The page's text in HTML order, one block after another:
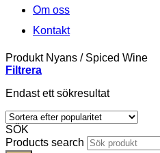
Om oss
Kontakt
Produkt Nyans /Spiced Wine
Filtrera
Endast ett sökresultat
SÖK
Products search